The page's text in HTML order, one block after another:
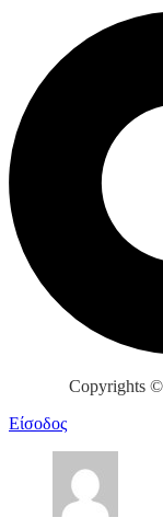
Copyrights
Είσοδος